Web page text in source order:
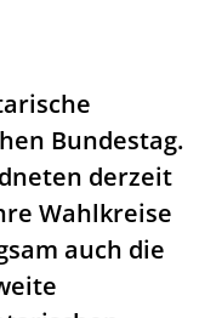
Bundestag.
derzeit
Wahlkreise
auch die